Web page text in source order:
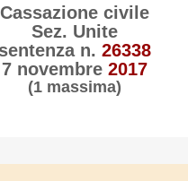
Cassazione civile
Sez. Unite
sentenza n. 26338
7 novembre 2017
(1 massima)